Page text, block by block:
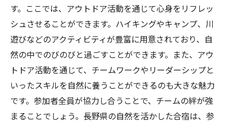
す。ここでは、アウトドア活動を通じて心身をリフレッ
シュさせることができます。ハイキングやキャンプ、川
遊びなどのアクティビティが豊富に用意されており、自
然の中でのびのびと過ごすことができます。また、アウ
トドア活動を通じて、チームワークやリーダーシップと
いったスキルを自然に養うことができるのも大きな魅力
です。参加者全員が協力し合うことで、チームの絆が強
まることでしょう。長野県の自然を活かした合宿は、参